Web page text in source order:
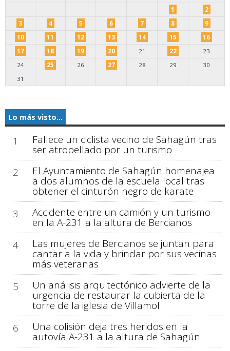
1
2
3
4 5 6 7 8
9
10
11 12 13 14 15
16
17
18 19 20 21 22
23
24
25 26 27 28 29
30
31
Lo más visto...
1 Fallece un ciclista vecino de Sahagún tras
ser atropellado por un turismo
2
El Ayuntamiento de Sahagún homenajea
a dos alumnos de la escuela local tras
obtener el cinturón negro de karate
3
Accidente entre un camión y un turismo
en la A-231 a la altura de Bercianos
4
Las mujeres de Bercianos se juntan para
cantar a la vida y brindar por sus vecinas
más veteranas
5
Un análisis arquitectónico advierte de la
urgencia de restaurar la cubierta de la
torre de la iglesia de Villamol
6
Una colisión deja tres heridos en la
autovía A-231 a la altura de Sahagún